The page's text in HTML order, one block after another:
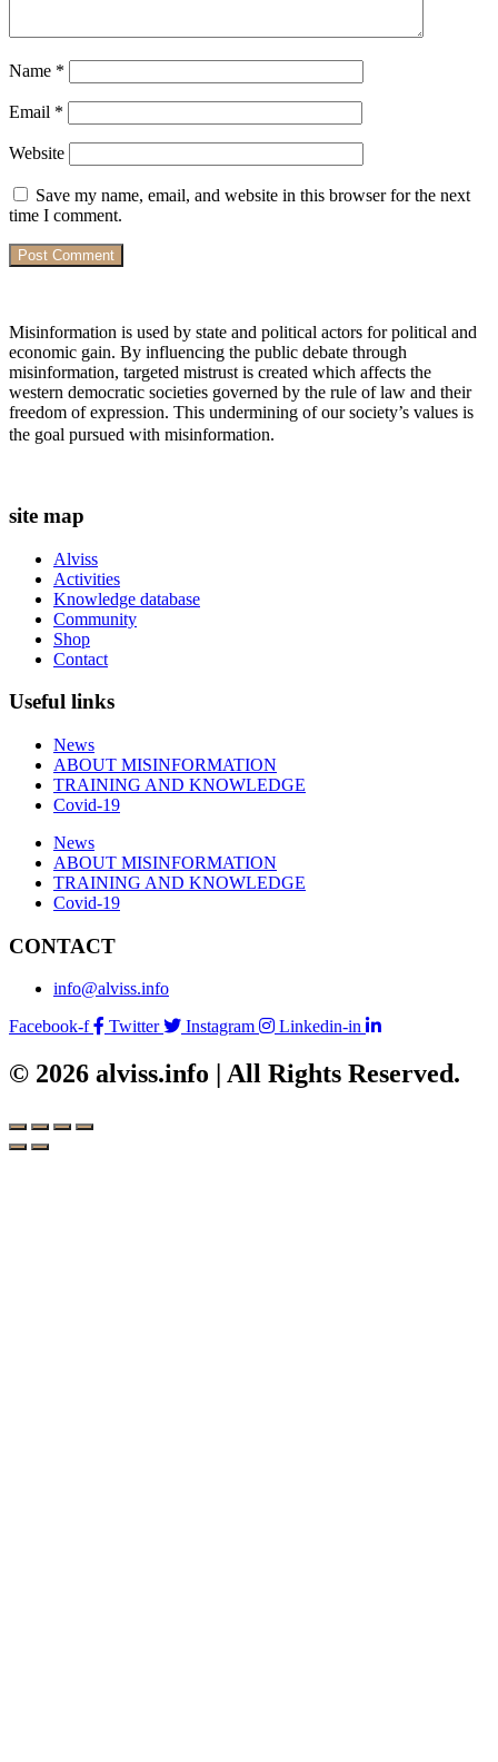
Name *
Email *
Website
Save my name, email, and website in this browser for the next
time I comment.
Misinformation is used by state and political actors for political and
economic gain. By influencing the public debate through
misinformation, targeted mistrust is created which affects the
western democratic societies governed by the rule of law and their
freedom of expression. This undermining of our society’s values ​​is
the goal pursued with misinformation.
site map
Alviss
Activities
Knowledge database
Community
Shop
Contact
Useful links
News
ABOUT MISINFORMATION
TRAINING AND KNOWLEDGE
Covid-19
News
ABOUT MISINFORMATION
TRAINING AND KNOWLEDGE
Covid-19
CONTACT
info@alviss.info
Facebook-f
Twitter Instagram Linkedin-in
© 2026 alviss.info | All Rights Reserved.